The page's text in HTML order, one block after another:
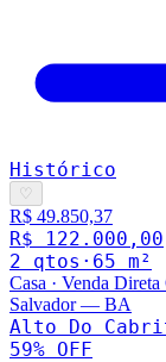
Histórico
♡
R$ 49.850,37
R$ 122.000,00
2 qtos · 65 m²
Casa · Venda Direta
Salvador— BA
Alto Do
59% OFF